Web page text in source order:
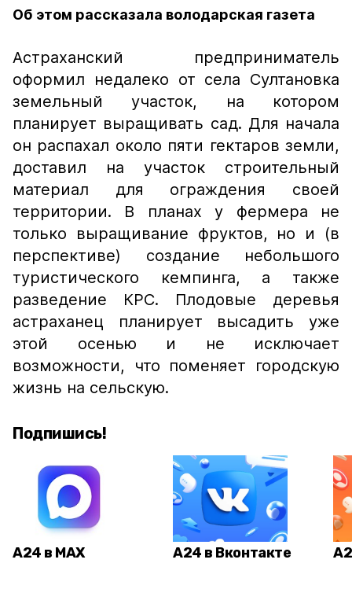
Об этом рассказала володарская газета
Астраханский предприниматель
оформил недалеко от села Султановка
земельный участок, на котором
планирует выращивать сад. Для начала
он распахал около пяти гектаров земли,
доставил на участок строительный
материал для ограждения своей
территории. В планах у фермера не
только выращивание фруктов, но и (в
перспективе) создание небольшого
туристического кемпинга, а также
разведение КРС. Плодовые деревья
астраханец планирует высадить уже
этой осенью и не исключает
возможности, что поменяет городскую
жизнь на сельскую.
Подпишись!
А24 в MAX А24 в Вконтакте